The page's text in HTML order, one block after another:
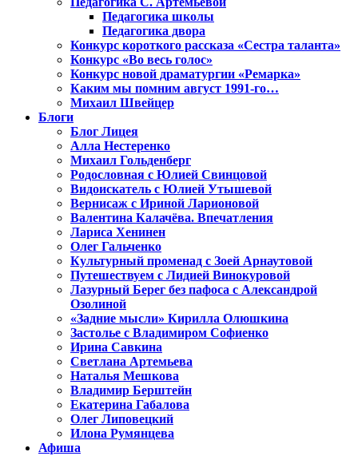
Педагогика школы
Педагогика двора
Конкурс короткого рассказа «Сестра таланта»
Конкурс «Во весь голос»
Конкурс новой драматургии «Ремарка»
Каким мы помним август 1991-го…
Михаил Швейцер
Блоги
Блог Лицея
Алла Нестеренко
Михаил Гольденберг
Родословная с Юлией Свинцовой
Видоискатель с Юлией Утышевой
Вернисаж с Ириной Ларионовой
Валентина Калачёва. Впечатления
Лариса Хенинен
Олег Гальченко
Культурный променад с Зоей Арнаутовой
Путешествуем с Лидией Винокуровой
Лазурный Берег без пафоса с Александрой
Озолиной
«Задние мысли» Кирилла Олюшкина
Застолье с Владимиром Софиенко
Ирина Савкина
Светлана Артемьева
Наталья Мешкова
Владимир Берштейн
Екатерина Габалова
Олег Липовецкий
Илона Румянцева
Афиша